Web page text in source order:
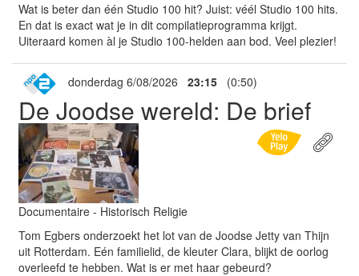
Wat is beter dan één Studio 100 hit? Juist: véél Studio 100 hits.
En dat is exact wat je in dit compilatieprogramma krijgt.
Uiteraard komen àl je Studio 100-helden aan bod. Veel plezier!
donderdag 6/08/2026 23:15 (0:50)
De Joodse wereld: De brief
Documentaire - Historisch Religie
Tom Egbers onderzoekt het lot van de Joodse Jetty van Thijn
uit Rotterdam. Eén familielid, de kleuter Clara, blijkt de oorlog
overleefd te hebben. Wat is er met haar gebeurd?